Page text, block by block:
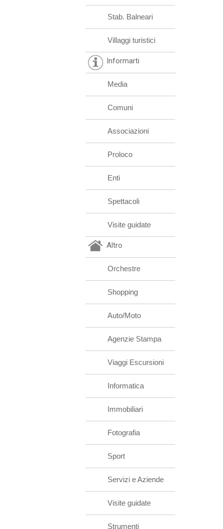
Stab. Balneari
Villaggi turistici
Informarti
Media
Comuni
Associazioni
Proloco
Enti
Spettacoli
Visite guidate
Altro
Orchestre
Shopping
Auto/Moto
Agenzie Stampa
Viaggi Escursioni
Informatica
Immobiliari
Fotografia
Sport
Servizi e Aziende
Visite guidate
Strumenti